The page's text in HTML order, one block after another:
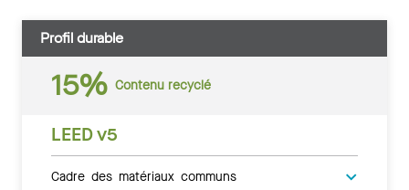
Profil durable
15% Contenu recyclé
LEED v5
Cadre des matériaux communs